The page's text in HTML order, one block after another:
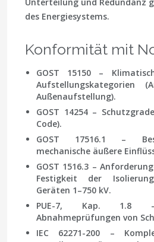
des Energiesystems.
Konformität mit
GOST 15150 –
Aufstellungskategorien
Außenaufstellung).
GOST 14254 –
Code).
GOST 17516.1 –
mechanische äußere
GOST 1516.3 –
Festigkeit der
Geräten 1–750 kV.
PUE-7, Kap. 1.8
Abnahmeprüfungen von
IEC 62271-200 –